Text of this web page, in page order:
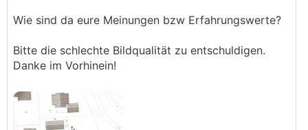
Wie sind da eure Meinungen bzw Erfahrungswerte?
Bitte die schlechte Bildqualität zu entschuldigen.
Danke im Vorhinein!